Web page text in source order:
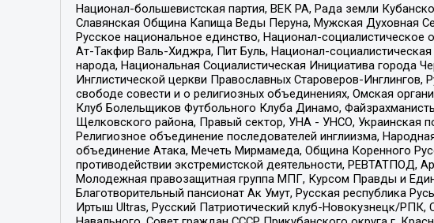
Национал-большевистская партия, ВЕК РА, Рада земли
Славянская Община Капища Веды Перуна, Мужская Духовная
Русское национальное единство, Национал-
Ат-Такфир Валь-Хиджра, Пит Буль, Национал-
народа, Национальная Социалистическая Инициатива города
Инглистической церкви Православных Староверов-
свободе совести и о религиозных объединениях, Омская
Клуб Болельщиков Футбольного Клуба Динамо,
Щелковского района, Правый сектор, УНА - УНСО, Украинская
Религиозное объединение последователей инглиизма,
объединение Атака, Мечеть Мирмамеда, Община Коренного
противодействии экстремистской деятельности, РЕВТАТПОД,
Молодежная правозащитная группа МПГ, Курсом Правды и
Благотворительный пансионат Ак Умут, Русская республика
Иртыш Ultras, Русский Патриотический клуб-Новокузнецк/